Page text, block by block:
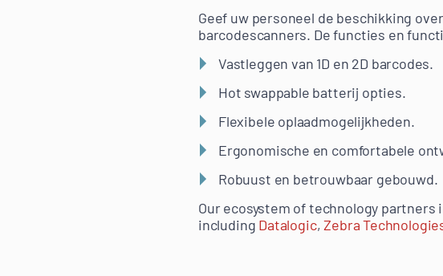
Geef uw personeel de beschikking
barcodescanners. De functies en
Vastleggen van 1D en 2D barcodes.
Hot swappable batterij opties.
Flexibele oplaadmogelijkheden.
Ergonomische en comfortabele
Robuust en betrouwbaar gebouwd.
Our ecosystem of technology
including Datalogic,Zebra